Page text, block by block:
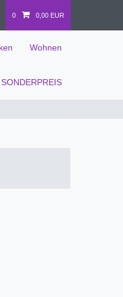
0 0,00 EUR
Wohnen